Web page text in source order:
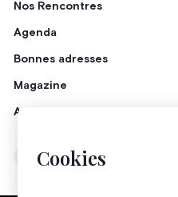
Cookies
Nos Rencontres
Agenda
Bonnes adresses
Magazine
Annonceurs
Instagram